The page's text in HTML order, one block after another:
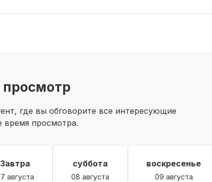
без нареканий.
3 спальные комнаты, прихожая, санузел,
центре села. Круглогодичный подъезд. Рядом
районный Дом культуры, библиотека,
просмотр
где вы обговорите все интересующие
время просмотра.
Завтра
августа
суббота
08 августа
воскресенье
09 августа